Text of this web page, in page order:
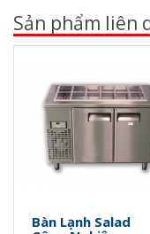
Sản phẩm liên
Bàn Lạnh Salad